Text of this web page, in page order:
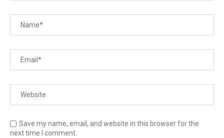
Save my name, email, and website in this browser for the
next time I comment.